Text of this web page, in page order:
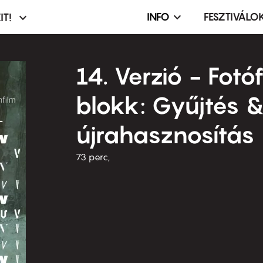
Infó,
terembérlés
menü
INFO
14. Verzió -
blokk: Gyűjtés &
újrahasznosítás
73 perc,